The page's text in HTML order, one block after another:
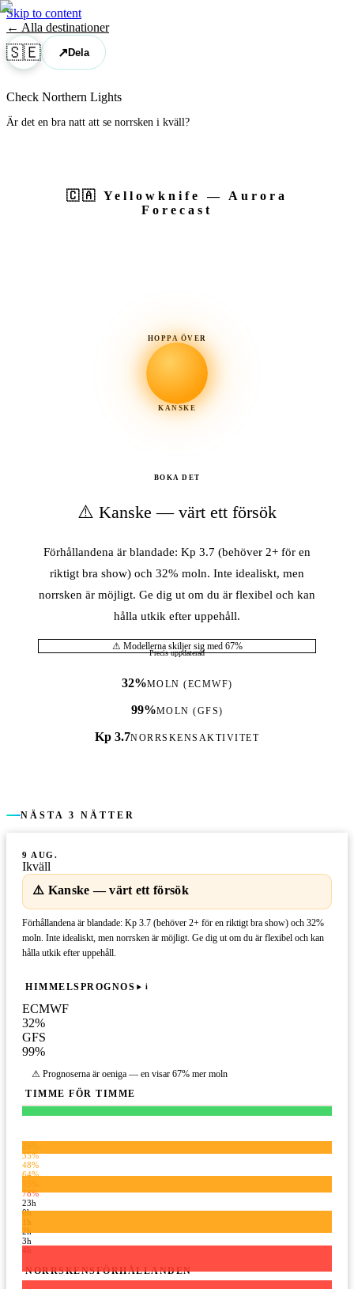
Skip to content
← Alla destinationer
🇸🇪 ↗Dela
Check Northern Lights
Är det en bra natt att se norrsken i kväll?
🇨🇦 Yellowknife
— Aurora
Forecast
HOPPA ÖVER
KANSKE
BOKA DET
⚠️ Kanske — värt ett försök
Förhållandena är blandade: Kp 3.7 (behöver 2+ för en
riktigt bra show) och 32% moln. Inte idealiskt, men
norrsken är möjligt. Ge dig ut om du är flexibel och kan
hålla utkik efter uppehåll.
⚠ Modellerna skiljer sig med 67%
Precis uppdaterad
32%MOLN (ECMWF)
99%MOLN (GFS)
Kp 3.7NORRSKENSAKTIVITET
NÄSTA 3 NÄTTER
9 AUG.
Ikväll
⚠️ Kanske — värt ett försök
Förhållandena är blandade: Kp 3.7 (behöver 2+ för en riktigt bra show) och 32%
moln. Inte idealiskt, men norrsken är möjligt. Ge dig ut om du är flexibel och kan
hålla utkik efter uppehåll.
HIMMELSPROGNOS i
ECMWF
32%
GFS
99%
⚠ Prognoserna är oeniga — en visar 67% mer moln
TIMME FÖR TIMME
35%
48%
64%
78%
23h
0h
2h
3h
NORRSKENSFÖRHÅLLANDEN